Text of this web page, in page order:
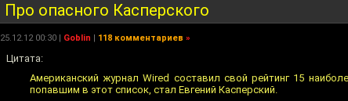
Про опасного Касперского
25.12.12 00:30 | Goblin | 118 комментариев »
Цитата:
Американский журнал Wired составил свой рейтинг 15
попавшим в этот список, стал Евгений Касперский.